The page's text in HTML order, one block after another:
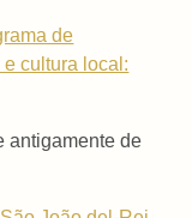
de
cultura local:
antigamente de